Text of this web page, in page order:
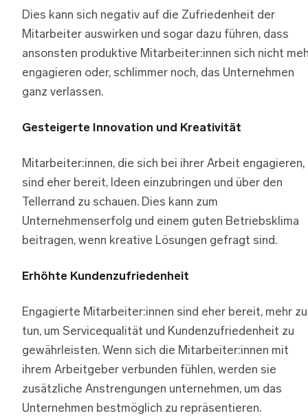
Dies kann sich negativ auf die Zufriedenheit der
Mitarbeiter auswirken und sogar dazu führen, dass
ansonsten produktive Mitarbeiter:innen sich nicht
engagieren oder, schlimmer noch, das Unternehmen
ganz verlassen.
Gesteigerte Innovation und Kreativität
Mitarbeiter:innen, die sich bei ihrer Arbeit engagieren,
sind eher bereit, Ideen einzubringen und über den
Tellerrand zu schauen. Dies kann zum
Unternehmenserfolg und einem guten Betriebsklima
beitragen, wenn kreative Lösungen gefragt sind.
Erhöhte Kundenzufriedenheit
Engagierte Mitarbeiter:innen sind eher bereit, mehr zu
tun, um Servicequalität und Kundenzufriedenheit zu
gewährleisten. Wenn sich die Mitarbeiter:innen mit
ihrem Arbeitgeber verbunden fühlen, werden sie
zusätzliche Anstrengungen unternehmen, um das
Unternehmen bestmöglich zu repräsentieren.